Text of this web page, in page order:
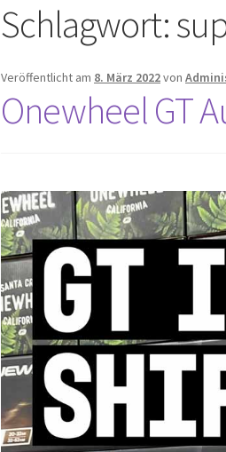
Schlagwort:
Veröffentlicht am 8. März 2022von
Onewheel GT